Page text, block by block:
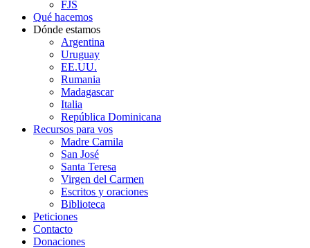
FJS
Qué hacemos
Dónde estamos
Argentina
Uruguay
EE.UU.
Rumania
Madagascar
Italia
República Dominicana
Recursos para vos
Madre Camila
San José
Santa Teresa
Virgen del Carmen
Escritos y oraciones
Biblioteca
Peticiones
Contacto
Donaciones